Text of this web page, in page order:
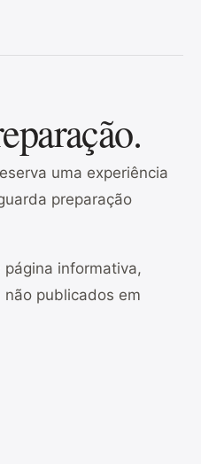
uma experiência
preparação
informativa,
publicados em